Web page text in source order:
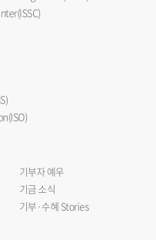
기부자 예우
기금 소식
기부·수혜 Stories